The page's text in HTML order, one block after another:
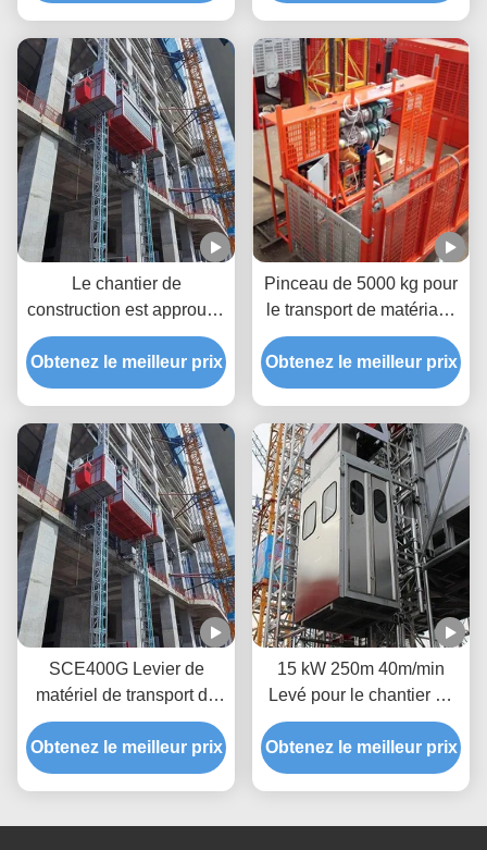
Le chantier de
construction est approuvé
CE
Obtenez le meilleur prix
Pinceau de 5000 kg pour
le transport de matériaux
de construction
Obtenez le meilleur prix
SCE400G Levier de
matériel de transport de
passagers, à double mât
et porte roulante
électrique
Obtenez le meilleur prix
15 kW 250m 40m/min
Levé pour le chantier de
construction avec
onduleur de fréquence
Obtenez le meilleur prix